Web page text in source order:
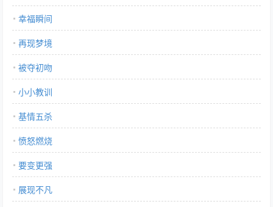
幸福瞬间
再现梦境
被夺初吻
小小教训
基情五杀
愤怒燃烧
要变更强
展现不凡